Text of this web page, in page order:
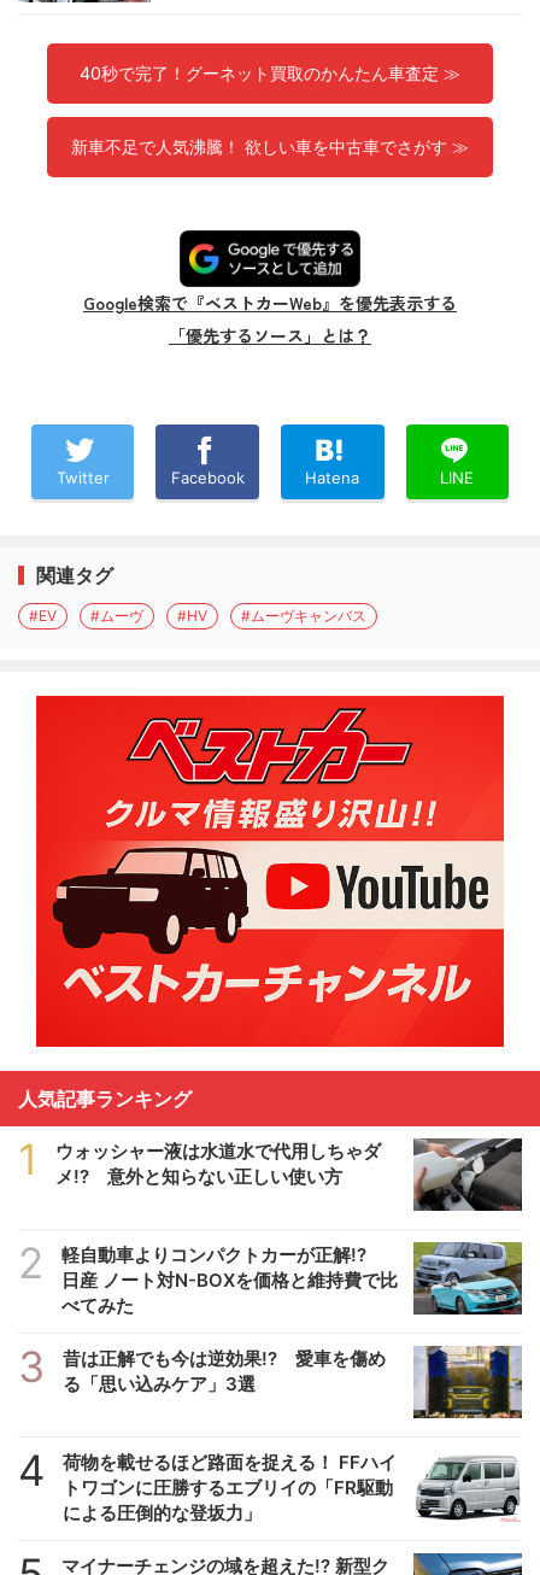
40秒で完了！グーネット買取のかんたん車査定 ≫
新車不足で人気沸騰！ 欲しい車を中古車でさがす ≫
Google検索で『ベストカーWeb』を優先表示する
「優先するソース」とは？
Twitter Facebook Hatena LINE
関連タグ
#EV #ムーヴ #HV #ムーヴキャンバス
人気記事ランキング
1
ウォッシャー液は水道水で代用しちゃダ
メ!? 意外と知らない正しい使い方
2
軽自動車よりコンパクトカーが正解!?
日産 ノート対N-BOXを価格と維持費で比
べてみた
3
昔は正解でも今は逆効果!? 愛車を傷め
る「思い込みケア」3選
4
荷物を載せるほど路面を捉える！ FFハイ
トワゴンに圧勝するエブリイの「FR駆動
による圧倒的な登坂力」
マイナーチェンジの域を超えた!? 新型ク